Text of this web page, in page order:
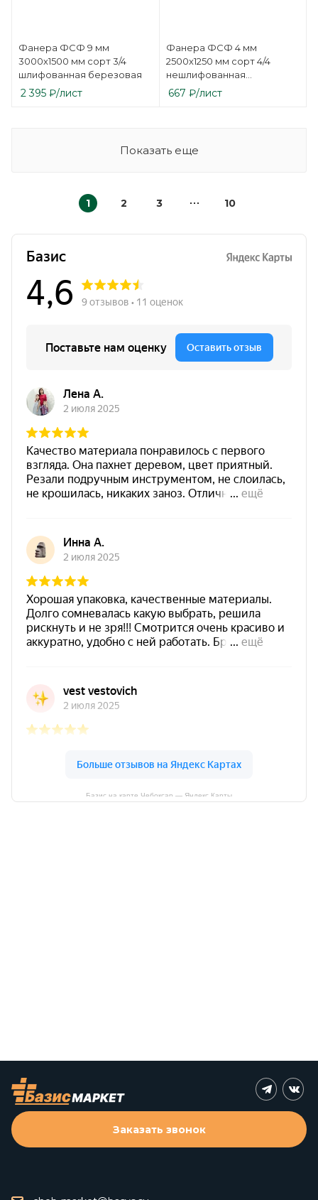
Фанера ФСФ 9 мм
3000х1500 мм сорт 3/4
шлифованная березовая
2 395 ₽/лист
Фанера ФСФ 4 мм
2500х1250 мм сорт 4/4
нешлифованная
березовая
667 ₽/лист
Показать еще
1 2 3 10
Базис на карте Чебоксар — Яндекс Карты
Заказать звонок